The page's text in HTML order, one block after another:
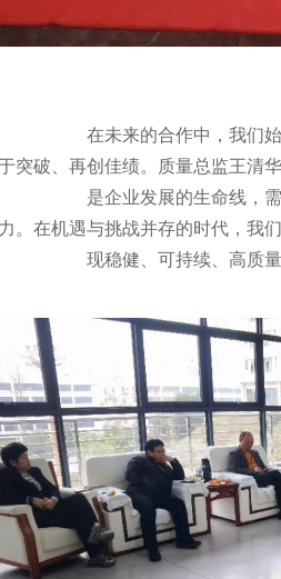
在未来的合作中，我们
突破、再创佳绩。质量总监王清
是企业发展的生命线，
。在机遇与挑战并存的时代，我
现稳健、可持续、高质